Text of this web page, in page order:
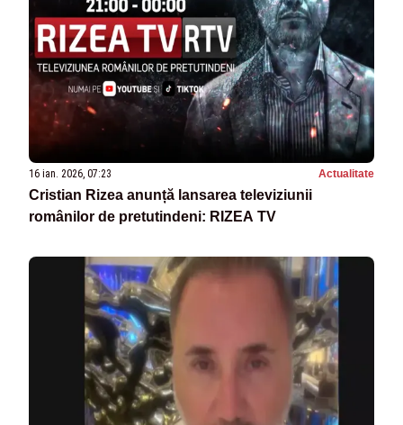
16 ian. 2026, 07:23 Actualitate
Cristian Rizea anunță lansarea televiziunii
românilor de pretutindeni: RIZEA TV